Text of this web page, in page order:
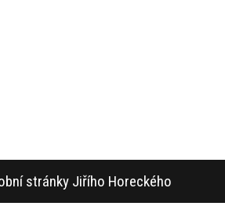
stránky Jiřího Horeckého